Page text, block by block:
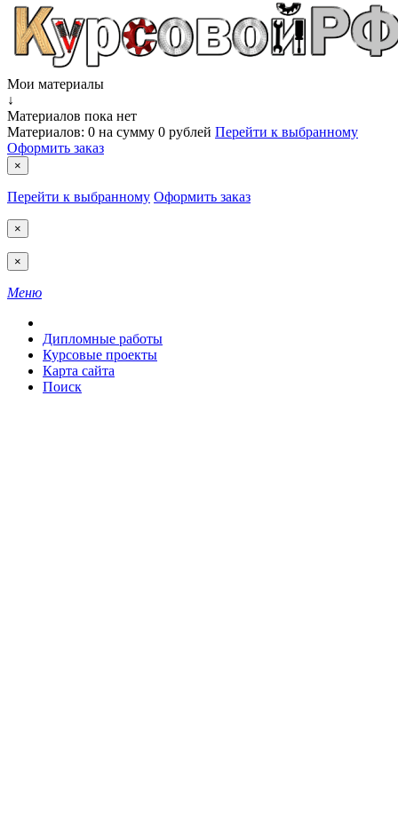
Мои материалы
↓
Материалов пока нет
Материалов: 0 на сумму 0 рублей Перейти к выбранному
Оформить заказ
×
Перейти к выбранному Оформить заказ
×
×
Меню
Дипломные работы
Курсовые проекты
Карта сайта
Поиск